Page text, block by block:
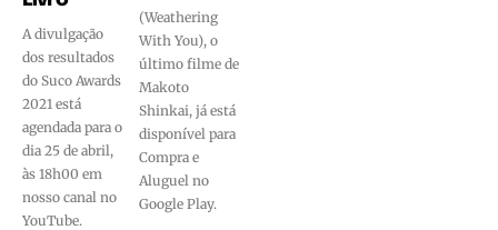
A divulgação
dos resultados
do Suco Awards
2021 está
agendada para o
dia 25 de abril,
às 18h00 em
nosso canal no
YouTube.
(Weathering
With You), o
último filme de
Makoto
Shinkai, já está
disponível para
Compra e
Aluguel no
Google Play.